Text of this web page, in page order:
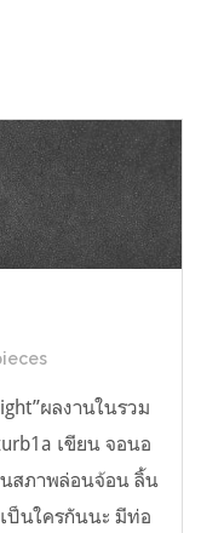
ผลงานในรวม
เขียน จอนอ
นสภาพล่อนจ้อน ลิ้น
ป็นใครกันนะ มีท่อ